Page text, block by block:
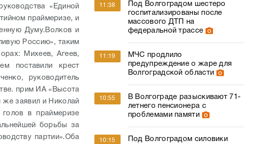
«Единой
праймеризе, и
Думу. Волков и
Россию», таким
Михеев, Агеев,
поставили крест
руководитель
прим ИА «Высота
же заявил и Николай
в праймеризе
борьбы за
партии».Оба
11:38
Под Волгоградом шестеро
госпитализированы после
массового ДТП на
федеральной трассе
11:19
МЧС продлило
предупреждение о жаре для
Волгоградской области
10:55
В Волгограде разыскивают 71-
летнего пенсионера с
проблемами памяти
10:15
Под Волгоградом силовики